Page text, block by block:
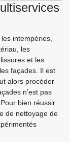
intempéries,
les
et les
façades. Il est
alors procéder
n’est pas
bien réussir
de nettoyage de